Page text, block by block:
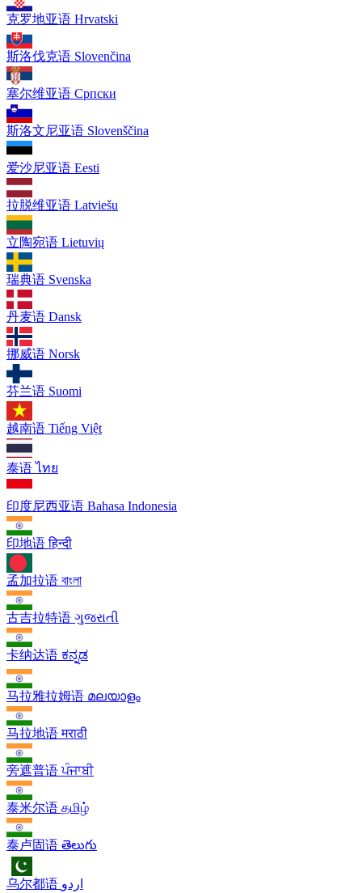
克罗地亚语 Hrvatski
斯洛伐克语 Slovenčina
塞尔维亚语 Српски
斯洛文尼亚语 Slovenščina
爱沙尼亚语 Eesti
拉脱维亚语 Latviešu
立陶宛语 Lietuvių
瑞典语 Svenska
丹麦语 Dansk
挪威语 Norsk
芬兰语 Suomi
越南语 Tiếng Việt
泰语 ไทย
印度尼西亚语 Bahasa Indonesia
印地语 हिन्दी
孟加拉语 বাংলা
古吉拉特语 ગુજરાતી
卡纳达语 ಕನ್ನಡ
马拉雅拉姆语 മലയാളം
马拉地语 मराठी
旁遮普语 ਪੰਜਾਬੀ
泰米尔语 தமிழ்
泰卢固语 తెలుగు
乌尔都语 اردو